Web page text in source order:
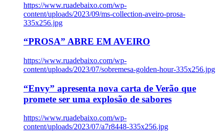
https://www.ruadebaixo.com/wp-
content/uploads/2023/09/ms-collection-aveiro-prosa-
335x256.jpg
“PROSA” ABRE EM AVEIRO
https://www.ruadebaixo.com/wp-
content/uploads/2023/07/sobremesa-golden-hour-335x256.jpg
“Envy” apresenta nova carta de Verão que
promete ser uma explosão de sabores
https://www.ruadebaixo.com/wp-
content/uploads/2023/07/a7r8448-335x256.jpg